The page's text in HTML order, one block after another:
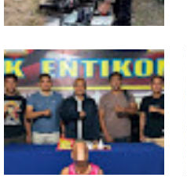
Truk Kontainer Oleng Tabrak
Vario, Warga Kapuas
Meninggal di Dusun Mak
Tampong